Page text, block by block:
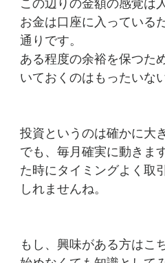
この辺りの金額の感覚は
お金は口座に入っている
通りです。
ある程度の余裕を保つた
いておくのはもったいな
投資というのは確かに大
でも、毎月確実に動きま
た時にタイミングよく取
しれませんね。
もし、興味がある方はこ